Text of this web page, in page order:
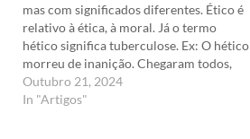
mas com significados diferentes. Ético é
relativo à ética, à moral. Já o termo
hético significa tuberculose. Ex: O hético
morreu de inanição. Chegaram todos,
excetos dois Diga corretamente:
Chegaram todos, exceto dois. Exceto é
Outubro 21, 2024
In "Artigos"